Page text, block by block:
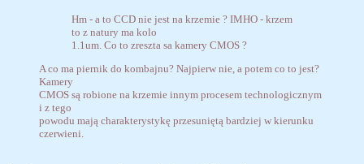
Hm - a to CCD nie jest na krzemie ? IMHO - krzem
to z natury ma kolo
1.1um. Co to zreszta sa kamery CMOS ?
A co ma piernik do kombajnu? Najpierw nie, a potem co to jest?
Kamery
CMOS są robione na krzemie innym procesem technologicznym
i z tego
powodu mają charakterystykę przesuniętą bardziej w kierunku
czerwieni.